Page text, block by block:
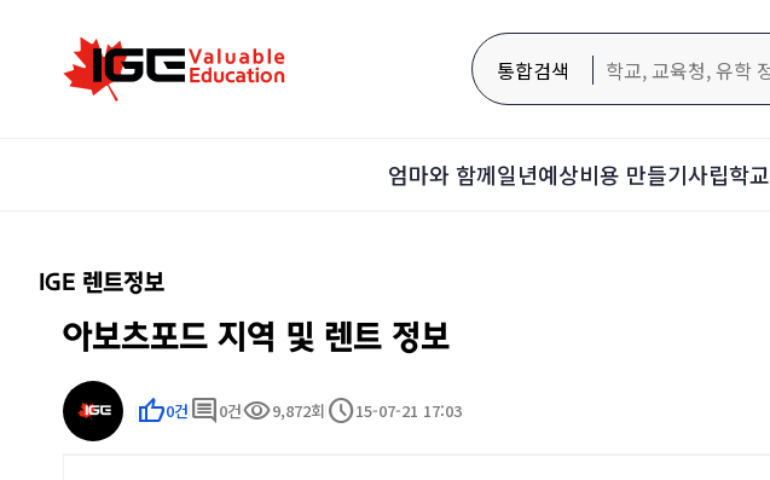
통합검색
엄마와 함께일년예상비용 만들기사립학교
IGE 렌트정보
아보츠포드 지역 및 렌트 정보
thumb_up0건 comment 0건visibility9,872회 schedule15-07-21 17:03